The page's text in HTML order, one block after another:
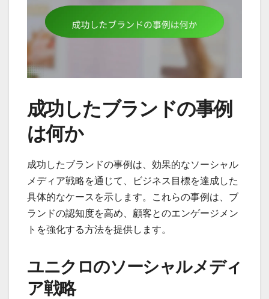
成功したブランドの事例
は何か
成功したブランドの事例は、効果的なソーシャル
メディア戦略を通じて、ビジネス目標を達成した
具体的なケースを示します。これらの事例は、ブ
ランドの認知度を高め、顧客とのエンゲージメン
トを強化する方法を提供します。
ユニクロのソーシャルメディ
ア戦略